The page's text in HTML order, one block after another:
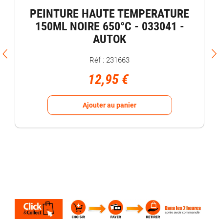
PEINTURE HAUTE TEMPERATURE
150ML NOIRE 650°C - 033041 -
AUTOK
Réf : 231663
12,95 €
Ajouter au panier